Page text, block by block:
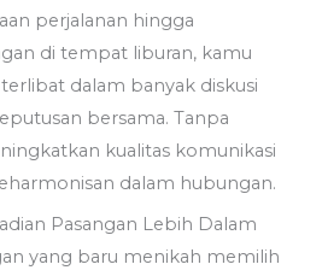
perjalanan hingga
di tempat liburan, kamu
dalam banyak diskusi
bersama. Tanpa
kualitas komunikasi
dalam hubungan.
Pasangan Lebih Dalam
yang baru menikah memilih